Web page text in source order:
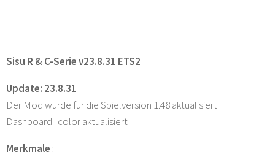
Sisu R & C-Serie v23.8.31 ETS2
Update: 23.8.31
Der Mod wurde für die Spielversion 1.48 aktualisiert
Dashboard_color aktualisiert
Merkmale :